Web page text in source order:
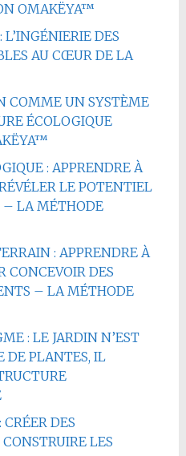
OMAKËYA™
DES
AU CŒUR DE LA
COMME UN SYSTÈME
ÉCOLOGIQUE
: APPRENDRE À
LE POTENTIEL
– LA MÉTHODE
: APPRENDRE À
CONCEVOIR DES
– LA MÉTHODE
: LE JARDIN N’EST
DE PLANTES, IL
DES
LES